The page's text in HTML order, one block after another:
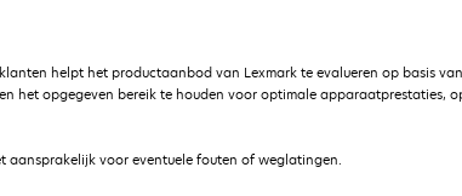
helpt het productaanbod van Lexmark te evalueren op basis
het opgegeven bereik te houden voor optimale apparaatprestaties,
aansprakelijk voor eventuele fouten of weglatingen.